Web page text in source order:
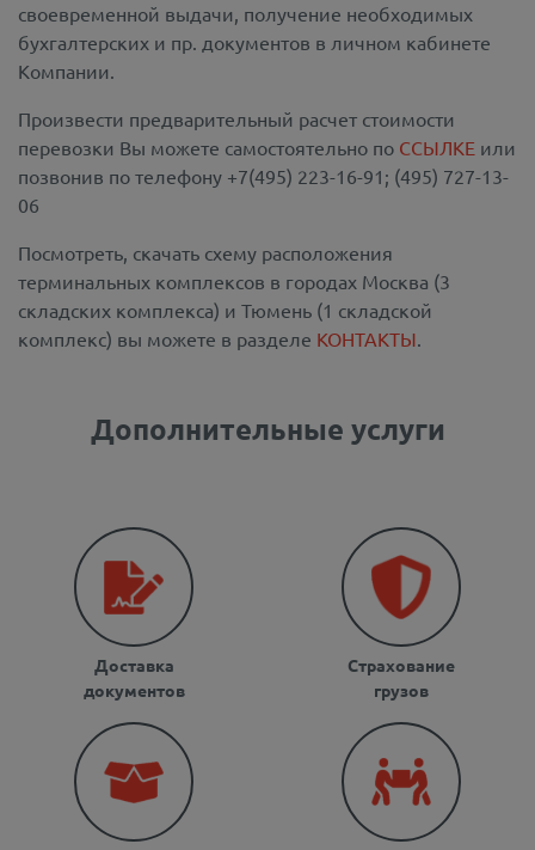
своевременной выдачи, получение необходимых
бухгалтерских и пр. документов в личном кабинете
Компании.
Произвести предварительный расчет стоимости
перевозки Вы можете самостоятельно по ССЫЛКЕ или
позвонив по телефону +7(495) 223-16-91; (495) 727-13-
06
Посмотреть, скачать схему расположения
терминальных комплексов в городах Москва (3
складских комплекса) и Тюмень (1 складской
комплекс) вы можете в разделе КОНТАКТЫ.
Дополнительные услуги
Доставка
документов
Страхование
грузов